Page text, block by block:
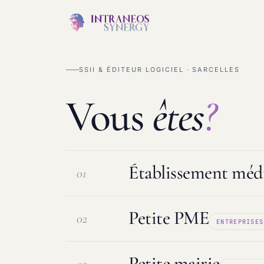
SSII & ÉDITEUR LOGICIEL · SARCELLES
Vousêtes?
01 Établissement
Logiciel ESMS & DUI Protection
02 Petite PME